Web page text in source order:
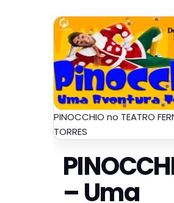
PINOCCHIO no TEATRO
TORRES
– Uma